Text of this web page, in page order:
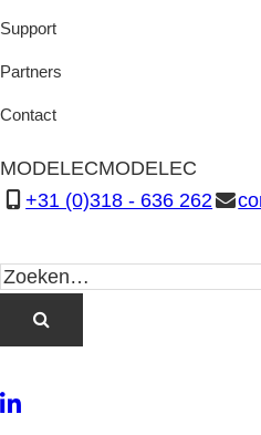
Support
Partners
Contact
MODELECMODELEC
+31 (0)318 - 636 262
LinkedIn